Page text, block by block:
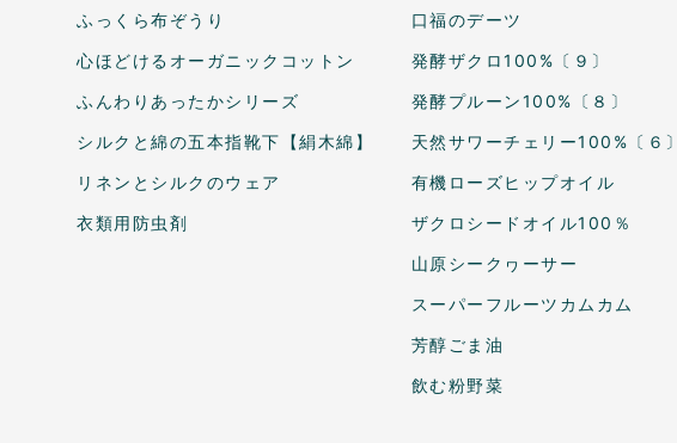
ふっくら布ぞうり
心ほどけるオーガニックコットン
ふんわりあったかシリーズ
シルクと綿の五本指靴下【絹木綿】
リネンとシルクのウェア
衣類用防虫剤
口福のデーツ
発酵ザクロ100%〔９〕
発酵プルーン100%〔８〕
天然サワーチェリー100%〔６〕
有機ローズヒップオイル
ザクロシードオイル100％
山原シークヮーサー
スーパーフルーツカムカム
芳醇ごま油
飲む粉野菜